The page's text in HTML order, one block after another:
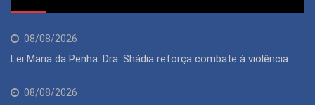
08/08/2026
Lei Maria da Penha: Dra. Shádia reforça combate à violência
08/08/2026